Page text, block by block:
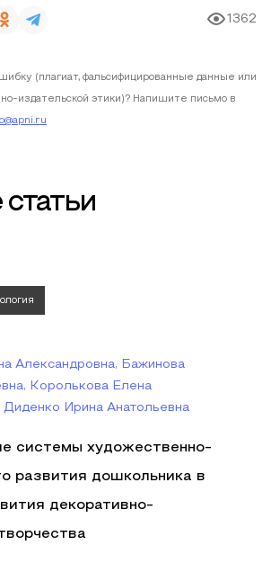
1362
(плагиат, фальсифицированные данные или
издательской этики)? Напишите письмо в
статьи
Александровна, Бажинова
Королькова Елена
Диденко Ирина Анатольевна
системы художественно-
развития дошкольника в
декоративно-